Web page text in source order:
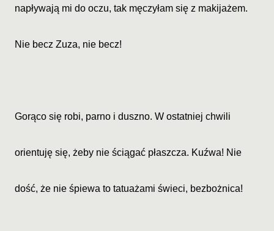
napływają mi do oczu, tak męczyłam się z makijażem.
Nie becz Zuza, nie becz!
Gorąco się robi, parno i duszno. W ostatniej chwili
orientuję się, żeby nie ściągać płaszcza. Kuźwa! Nie
dość, że nie śpiewa to tatuażami świeci, bezbożnica!